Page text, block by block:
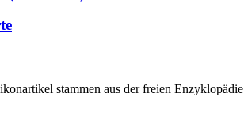
stammen aus der freien Enzyklopädie